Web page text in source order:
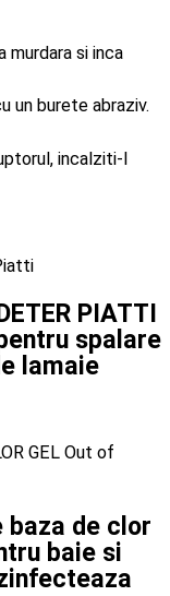
murdara si inca
un burete abraziv.
incalziti-l
PIATTI
spalare
lamaie
Out of
baza de clor
baie si